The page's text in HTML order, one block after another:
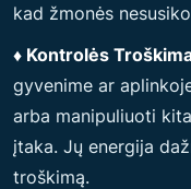
kad žmonės
♦ Kontrolės
gyvenime ar
arba manipuliuoti
įtaka. Jų energija
troškimą.